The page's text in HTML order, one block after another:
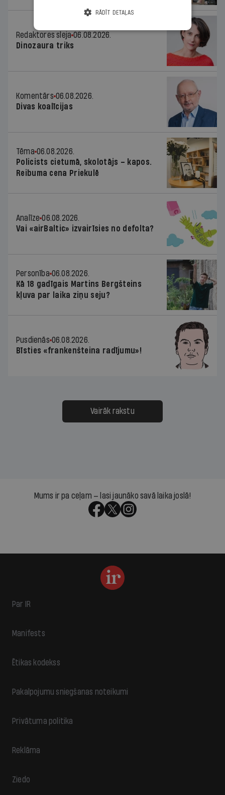
Redaktores sleja 06.08.2026.
Dinozaura triks
Komentārs 06.08.2026.
Divas koalīcijas
Tēma 06.08.2026.
Policists cietumā, skolotājs – kapos.
Reibuma cena Priekulē
Analīze 06.08.2026.
Vai «airBaltic» izvairīsies no defolta?
Personība 06.08.2026.
Kā 18 gadīgais Martins Bergšteins
kļuva par laika ziņu seju?
Pusdienās 06.08.2026.
Bīsties «frankenšteina radījumu»!
Vairāk rakstu
Mums ir pa ceļam — lasi jaunāko savā laika joslā!
Par IR
Manifests
Ētikas kodekss
Pakalpojumu sniegšanas noteikumi
Privātuma politika
Reklāma
Ziedo
RĀDĪT DETAĻAS